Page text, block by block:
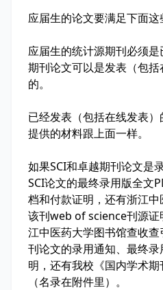
应届生的论文要满足下面这
应届生的统计源期刊必须
期刊论文可以是发表（包
的。
已经发表（包括在线发表
提供的材料跟上面一样。
如果SCI和卓越期刊论文是
SCI论文的最终录用版全文
档和付款证明，还有浙江
该刊web of science刊源证
江中医药大学图书馆查收
刊论文的录用通知、最终
明，还有我校《国内学术
（名录在附件里）。